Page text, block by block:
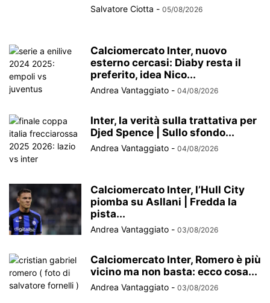
Salvatore Ciotta - 05/08/2026
Calciomercato Inter, nuovo
esterno cercasi: Diaby resta il
preferito, idea Nico...
Andrea Vantaggiato - 04/08/2026
Inter, la verità sulla trattativa per
Djed Spence | Sullo sfondo...
Andrea Vantaggiato - 04/08/2026
Calciomercato Inter, l’Hull City
piomba su Asllani | Fredda la
pista...
Andrea Vantaggiato - 03/08/2026
Calciomercato Inter, Romero è più
vicino ma non basta: ecco cosa...
Andrea Vantaggiato - 03/08/2026